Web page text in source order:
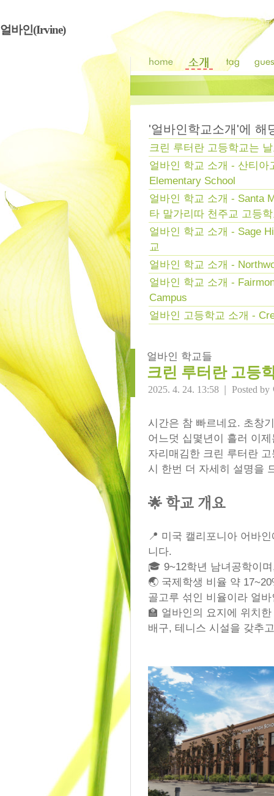
얼바인(Irvine)
'얼바인학교소개'에 해
크린 루터란 고등학교는
얼바인 학교 소개 - 산티아
Elementary School
얼바인 학교 소개 - Santa
타 말가리따 천주교 고등
얼바인 학교 소개 - Sage
교
얼바인 학교 소개 -
얼바인 학교 소개 -
Campus
얼바인 고등학교 소개 -
얼바인 학교들
크린 루터란 고등
2025. 4. 24. 13:58 | Posted by
시간은 참 빠르네요. 초창
어느덧 십몇년이 흘러 이
자리매김한 크린 루터란
시 한번 더 자세히 설명을
🌟 학교 개요
📍 미국 캘리포니아 어바
니다.
🎓 9~12학년 남녀공학이
🌏 국제학생 비율 약
골고루 섞인 비율이라 얼
🏫 얼바인의 요지에 위치
배구, 테니스 시설을 갖추